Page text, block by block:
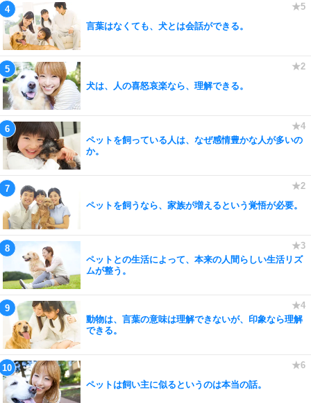
言葉はなくても、犬とは会話ができる。
犬は、人の喜怒哀楽なら、理解できる。
ペットを飼っている人は、なぜ感情豊かな人が多いの
か。
ペットを飼うなら、家族が増えるという覚悟が必要。
ペットとの生活によって、本来の人間らしい生活リズ
ムが整う。
動物は、言葉の意味は理解できないが、印象なら理解
できる。
ペットは飼い主に似るというのは本当の話。